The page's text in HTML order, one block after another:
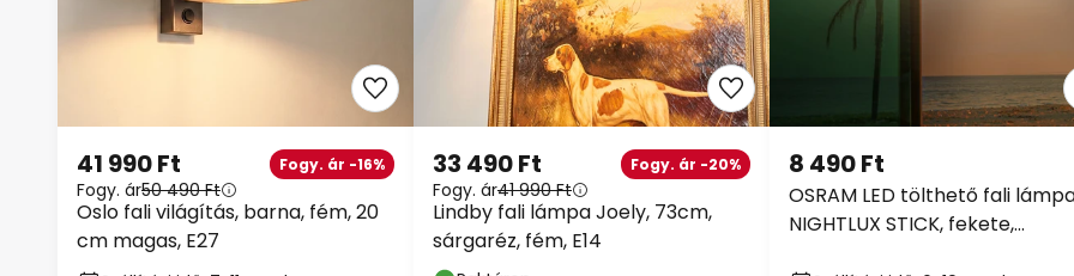
Oslo fali világítás, barna, fém, 20
cm magas, E27
41 990 Ft Fogy. ár -16%
Fogy. ár50 490 Ft
Lindby fali lámpa Joely, 73cm,
sárgaréz, fém, E14
33 490 Ft Fogy. ár -20%
Fogy. ár41 990 Ft
Raktáron
OSRAM LED tölthető fali lámpa
NIGHTLUX STICK, fekete,
8 490 Ft